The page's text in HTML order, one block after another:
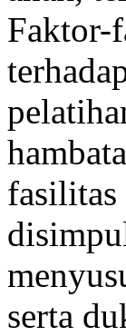
Faktor-
fasilitas
serta